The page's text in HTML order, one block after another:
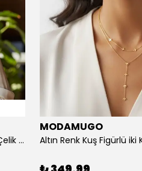
Altın Renk Daire Detaylı Minimal Y Çelik Kolye
MODAMUGO